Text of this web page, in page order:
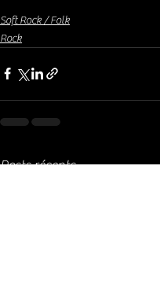
Soft Rock / Folk
Rock
Posts récents